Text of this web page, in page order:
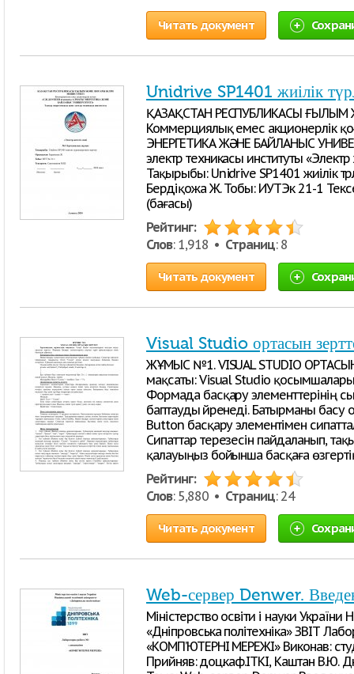
Читать документ
Unidrive SP1401 жиілік
ҚАЗАҚСТАН РЕСПУБЛИКАСЫ ҒЫЛЫМ
Коммерциялық емес акционерлік
ЭНЕРГЕТИКА ЖӘНЕ БАЙЛАНЫС
электр техникасы институты
Тақырыбы: Unidrive SP1401 жиілік
Бердіқожа Ж. Тобы: ИУТЭк 21-1
(бағасы)
Рейтинг:
Слов: 1,918 • Страниц: 8
Читать документ
Visual Studio ортасын
ЖҰМЫС №1. VISUAL STUDIO
мақсаты: Visual Studio
Формада басқару элементтерінің
баптауды үйренеді. Батырманы
Button басқару элементімен
Сипаттар терезесін пайдаланып,
қалауыңыз бойынша басқаға
Рейтинг:
Слов: 5,880 • Страниц: 24
Читать документ
Web-сервер Denwer.
Міністерство освіти і науки України
«Дніпровська політехніка» ЗВІТ
«КОМП’ЮТЕРНІ МЕРЕЖІ» Виконав:
Прийняв: доц.каф.ІТКІ, Каштан В.Ю.